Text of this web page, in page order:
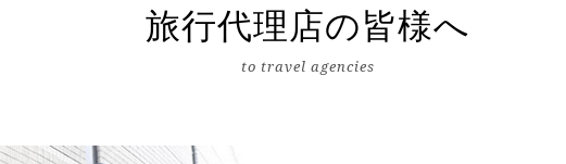
旅行代理店の皆様へ
to travel agencies